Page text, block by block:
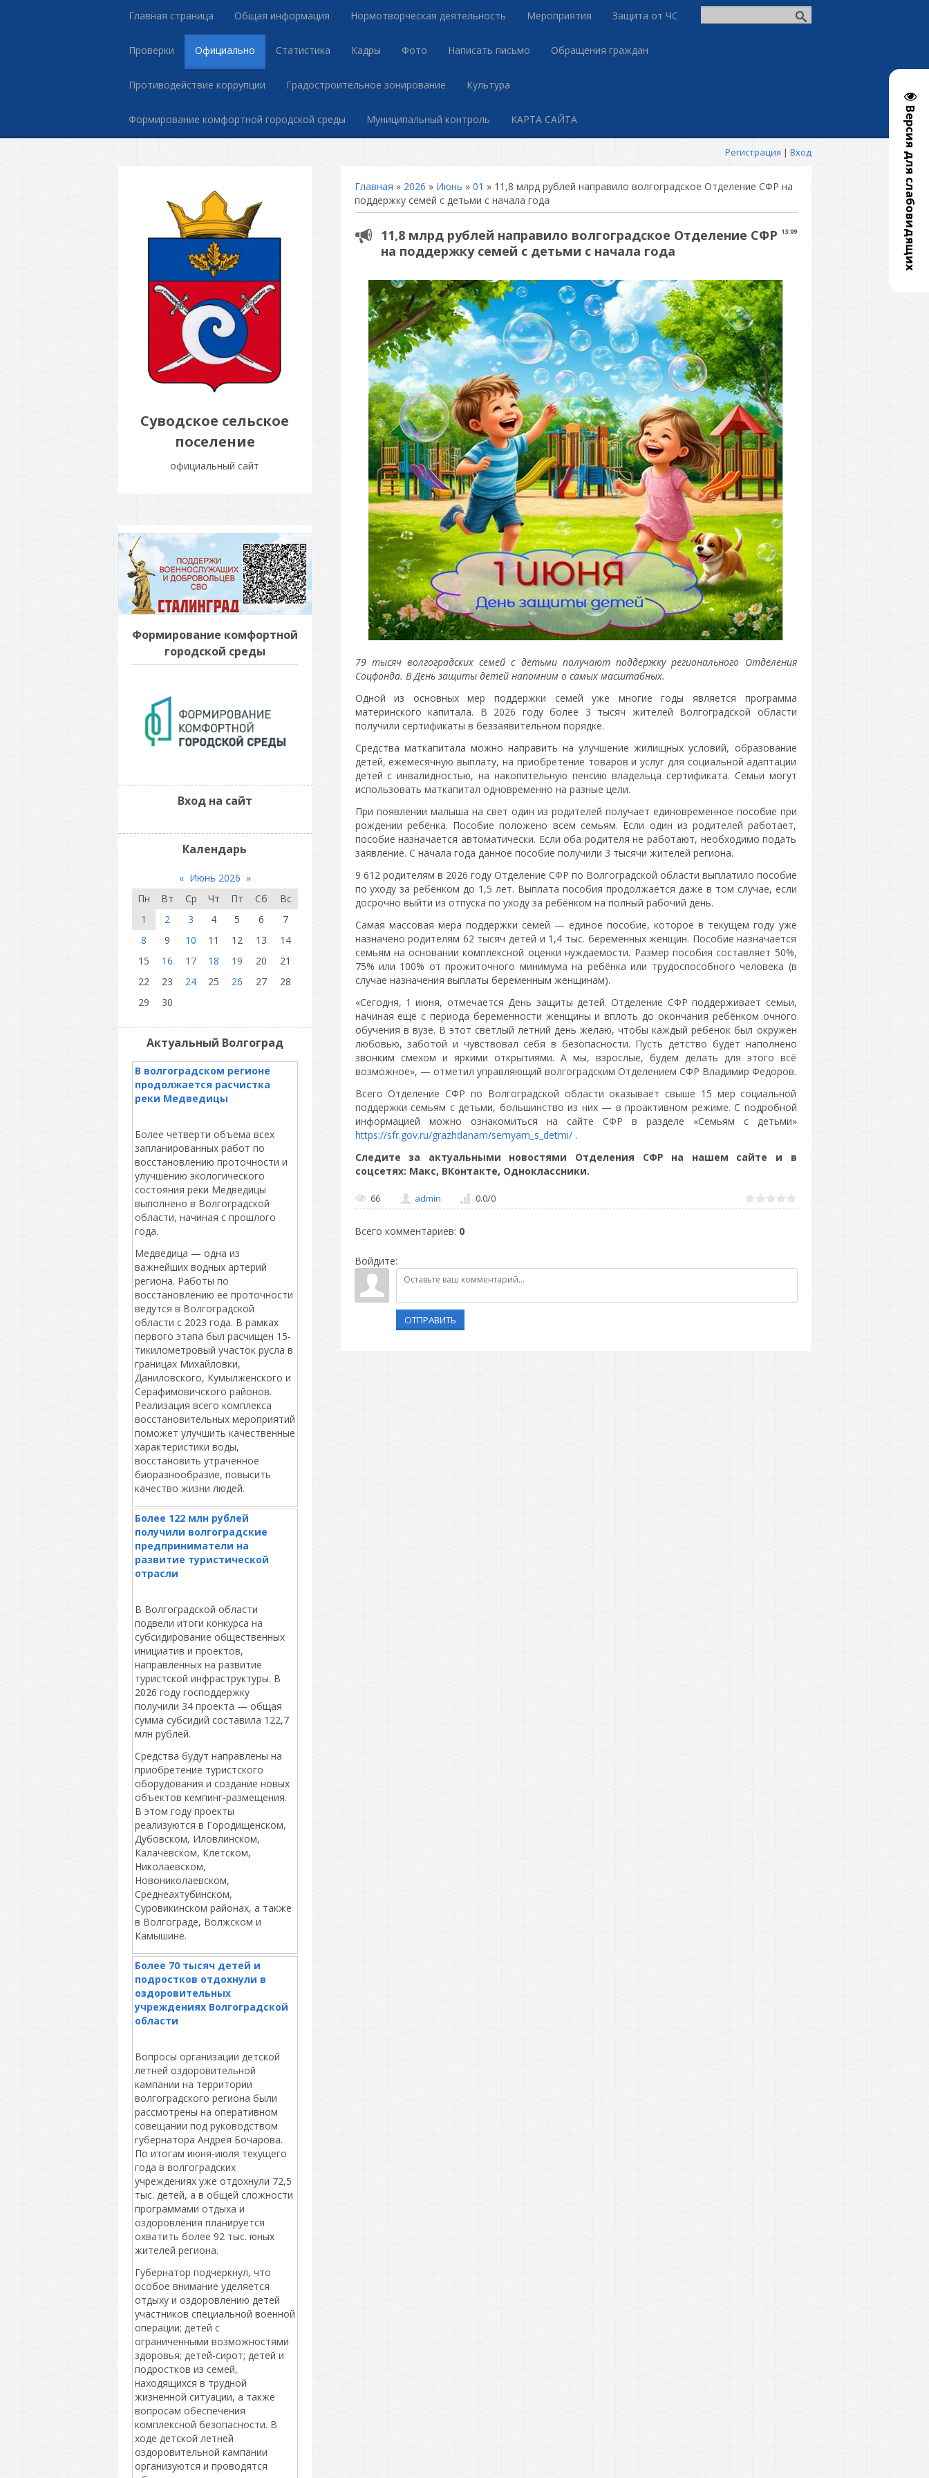
Версия для слабовидящих
Главная страница Общая информация Нормотворческая деятельность Мероприятия Защита от ЧС
Проверки Официально Статистика Кадры Фото Написать письмо Обращения граждан
Противодействие коррупции Градостроительное зонирование Культура
Формирование комфортной городской среды Муниципальный контроль КАРТА САЙТА
Регистрация | Вход
Суводское сельское
поселение
официальный сайт
Главная » 2026 » Июнь » 01 » 11,8 млрд рублей направило волгоградское Отделение СФР на
поддержку семей с детьми с начала года
13:09
11,8 млрд рублей направило волгоградское Отделение СФР
на поддержку семей с детьми с начала года
79 тысяч волгоградских семей с детьми получают поддержку регионального Отделения
Соцфонда. В День защиты детей напомним о самых масштабных.
Одной из основных мер поддержки семей уже многие годы является программа
материнского капитала. В 2026 году более 3 тысяч жителей Волгоградской области
получили сертификаты в беззаявительном порядке.
Средства маткапитала можно направить на улучшение жилищных условий, образование
детей, ежемесячную выплату, на приобретение товаров и услуг для социальной адаптации
детей с инвалидностью, на накопительную пенсию владельца сертификата. Семьи могут
использовать маткапитал одновременно на разные цели.
При появлении малыша на свет один из родителей получает единовременное пособие при
рождении ребёнка. Пособие положено всем семьям. Если один из родителей работает,
пособие назначается автоматически. Если оба родителя не работают, необходимо подать
заявление. С начала года данное пособие получили 3 тысячи жителей региона.
9 612 родителям в 2026 году Отделение СФР по Волгоградской области выплатило пособие
по уходу за ребёнком до 1,5 лет. Выплата пособия продолжается даже в том случае, если
досрочно выйти из отпуска по уходу за ребёнком на полный рабочий день.
Самая массовая мера поддержки семей — единое пособие, которое в текущем году уже
назначено родителям 62 тысяч детей и 1,4 тыс. беременных женщин. Пособие назначается
семьям на основании комплексной оценки нуждаемости. Размер пособия составляет 50%,
75% или 100% от прожиточного минимума на ребёнка или трудоспособного человека (в
случае назначения выплаты беременным женщинам).
«Сегодня, 1 июня, отмечается День защиты детей. Отделение СФР поддерживает семьи,
начиная ещё с периода беременности женщины и вплоть до окончания ребёнком очного
обучения в вузе. В этот светлый летний день желаю, чтобы каждый ребёнок был окружен
любовью, заботой и чувствовал себя в безопасности. Пусть детство будет наполнено
звонким смехом и яркими открытиями. А мы, взрослые, будем делать для этого всё
возможное», — отметил управляющий волгоградским Отделением СФР Владимир Федоров.
Всего Отделение СФР по Волгоградской области оказывает свыше 15 мер социальной
поддержки семьям с детьми, большинство из них — в проактивном режиме. С подробной
информацией можно ознакомиться на сайте СФР в разделе «Семьям с детьми»
https://sfr.gov.ru/grazhdanam/semyam_s_detmi/.
Следите за актуальными новостями Отделения СФР на нашем сайте и в
соцсетях: Макс, ВКонтакте, Одноклассники.
66 admin 0.0/0
Всего комментариев: 0
Войдите:
ОТПРАВИТЬ
Формирование комфортной
городской среды
Вход на сайт
Календарь
« Июнь 2026 »
Пн
Вт Ср Чт Пт Сб
Вс
1
2 3 4 5 6
7
8
9 10 11 12 13
14
15
16 17 18 19 20
21
22
23 24 25 26 27
28
29
30
Актуальный Волгоград
В волгоградском регионе
продолжается расчистка
реки Медведицы
Более четверти объема всех
запланированных работ по
восстановлению проточности и
улучшению экологического
состояния реки Медведицы
выполнено в Волгоградской
области, начиная с прошлого
года.
Медведица — одна из
важнейших водных артерий
региона. Работы по
восстановлению ее проточности
ведутся в Волгоградской
области с 2023 года. В рамках
первого этапа был расчищен 15-
тикилометровый участок русла в
границах Михайловки,
Даниловского, Кумылженского и
Серафимовичского районов.
Реализация всего комплекса
восстановительных мероприятий
поможет улучшить качественные
характеристики воды,
восстановить утраченное
биоразнообразие, повысить
качество жизни людей.
Более 122 млн рублей
получили волгоградские
предприниматели на
развитие туристической
отрасли
В Волгоградской области
подвели итоги конкурса на
субсидирование общественных
инициатив и проектов,
направленных на развитие
туристской инфраструктуры. В
2026 году господдержку
получили 34 проекта — общая
сумма субсидий составила 122,7
млн рублей.
Средства будут направлены на
приобретение туристского
оборудования и создание новых
объектов кемпинг‑размещения.
В этом году проекты
реализуются в Городищенском,
Дубовском, Иловлинском,
Калачёвском, Клетском,
Николаевском,
Новониколаевском,
Среднеахтубинском,
Суровикинском районах, а также
в Волгограде, Волжском и
Камышине.
Более 70 тысяч детей и
подростков отдохнули в
оздоровительных
учреждениях Волгоградской
области
Вопросы организации детской
летней оздоровительной
кампании на территории
волгоградского региона были
рассмотрены на оперативном
совещании под руководством
губернатора Андрея Бочарова.
По итогам июня-июля текущего
года в волгоградских
учреждениях уже отдохнули 72,5
тыс. детей, а в общей сложности
программами отдыха и
оздоровления планируется
охватить более 92 тыс. юных
жителей региона.
Губернатор подчеркнул, что
особое внимание уделяется
отдыху и оздоровлению детей
участников специальной военной
операции; детей с
ограниченными возможностями
здоровья; детей-сирот; детей и
подростков из семей,
находящихся в трудной
жизненной ситуации, а также
вопросам обеспечения
комплексной безопасности. В
ходе детской летней
оздоровительной кампании
организуются и проводятся